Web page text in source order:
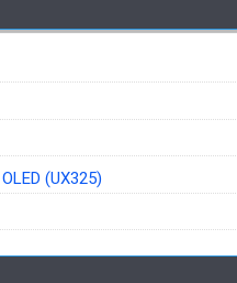
(UX325)